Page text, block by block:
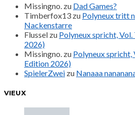
Missingno. zu Dad Games?
Timberfox13 zu Polyneux tritt
Nackenstarre
Flussel zu Polyneux spricht,
2026)
Missingno. zu Polyneux
Edition 2026)
SpielerZwei zu Nanaaa
VIEUX